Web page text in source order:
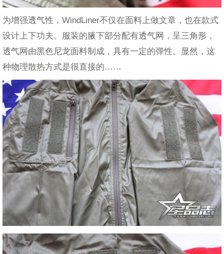
为增强透气性，WindLiner不仅在面料上做文章，也在款式
设计上下功夫。服装的腋下部分配有透气网，呈三角形，
透气网由黑色尼龙面料制成，具有一定的弹性。显然，这
种物理散热方式是很直接的……